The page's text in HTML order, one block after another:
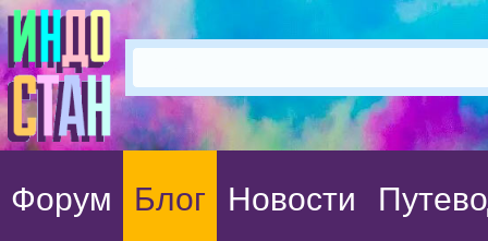
Форум Блог Новости